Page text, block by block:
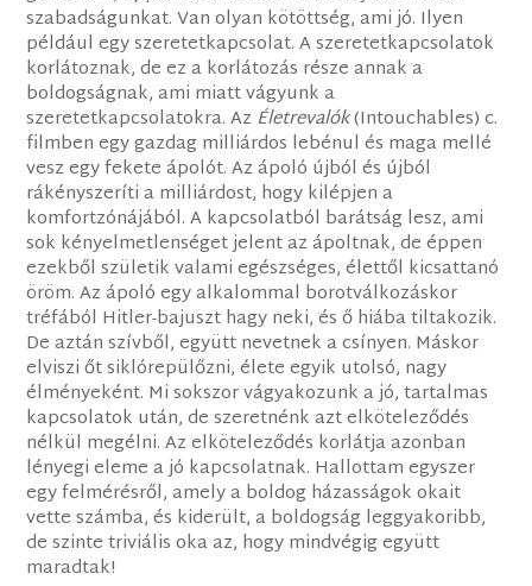
szabadságunkat. Van olyan kötöttség, ami jó. Ilyen
például egy szeretetkapcsolat. A szeretetkapcsolatok
korlátoznak, de ez a korlátozás része annak a
boldogságnak, ami miatt vágyunk a
szeretetkapcsolatokra. Az Életrevalók(Intouchables) c.
filmben egy gazdag milliárdos lebénul és maga mellé
vesz egy fekete ápolót. Az ápoló újból és újból
rákényszeríti a milliárdost, hogy kilépjen a
komfortzónájából. A kapcsolatból barátság lesz, ami
sok kényelmetlenséget jelent az ápoltnak, de éppen
ezekből születik valami egészséges, élettől kicsattanó
öröm. Az ápoló egy alkalommal borotválkozáskor
tréfából Hitler-bajuszt hagy neki, és ő hiába tiltakozik.
De aztán szívből, együtt nevetnek a csínyen. Máskor
elviszi őt siklórepülőzni, élete egyik utolsó, nagy
élményeként. Mi sokszor vágyakozunk a jó, tartalmas
kapcsolatok után, de szeretnénk azt elköteleződés
nélkül megélni. Az elköteleződés korlátja azonban
lényegi eleme a jó kapcsolatnak. Hallottam egyszer
egy felmérésről, amely a boldog házasságok okait
vette számba, és kiderült, a boldogság leggyakoribb,
de szinte triviális oka az, hogy mindvégig együtt
maradtak!